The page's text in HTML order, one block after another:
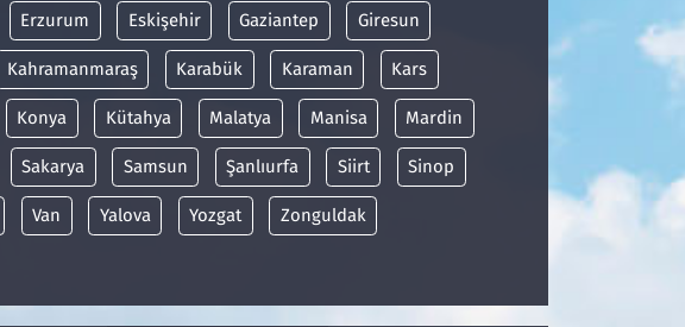
Erzurum Eskişehir Gaziantep Giresun
Kahramanmaraş Karabük Karaman Kars
Konya Kütahya Malatya Manisa Mardin
Sakarya Samsun Şanlıurfa Siirt Sinop
Van Yalova Yozgat Zonguldak